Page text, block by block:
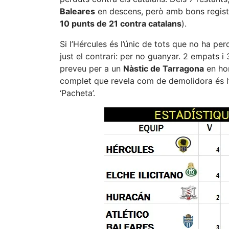
Baleares en descens, però amb bons
10 punts de 21 contra catalans).
Si l’Hércules és l’únic de tots que no ha
just el contrari: per no guanyar. 2 empats
preveu per a un Nàstic de Tarragona en
complet que revela com de demolidora és
‘Pacheta’.